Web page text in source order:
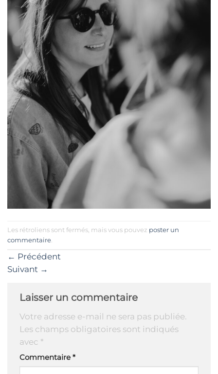
Les rétroliens sont fermés, mais vous pouvez poster un
commentaire
← Précédent
Suivant →
Laisser un commentaire
Votre adresse e-mail ne sera pas publiée.
Les champs obligatoires sont indiqués
avec *
Commentaire *